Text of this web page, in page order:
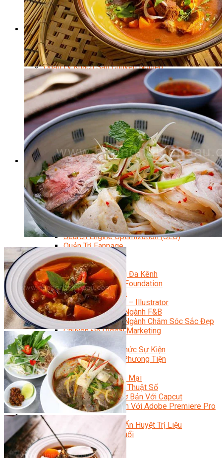
Chuyên Đề Bếp Bánh
Video Dạy Làm Bánh
Quản Trị NHKS
Quản Trị Nhà Hàng Khách Sạn Quốc Tế
Nghiệp Vụ Quản Lý NH-KS
Quản Lý Nhà Hàng Chuyên Nghiệp
Quản Lý Khách Sạn Chuyên Nghiệp
Nghiệp Vụ Quản Lý Nhà Hàng
Nghiệp Vụ Lễ Tân Chuyên Nghiệp
Giám Đốc Điều Hành Nhà Hàng
Tiếng Anh Nhà Hàng Khách Sạn
Khởi Sự Kinh Doanh Khách Sạn
Khởi Sự Kinh Doanh Nhà Hàng
Khởi Sự Kinh Doanh Khách Sạn Mini – Homestay –
Kiến Thức & Kỹ Năng Ngành NH – KS
Marketing
Digital Marketing
Giám Đốc Digital Marketing
Chuyên Viên Social Media
Tiktok Marketing – Tiktok Ads
Thương Mại Điện Tử – Kinh Doanh Thực
Chiến Trên Shopee
Facebook Marketing
Search Engine Optimization (SEO)
Quản Trị Fanpage
Facebook Ads
Google Ads
Content Marketing Đa Kênh
Digital Marketing Foundation
Bán Hàng Đa Kênh
Adobe Photoshop – Illustrator
Marketing Online Ngành F&B
Marketing Online Ngành Chăm Sóc Sắc Đẹp
Chuyên Đề Digital Marketing
Media Production
Chuyên Viên Tổ Chức Sự Kiện
Truyền Thông Đa Phương Tiện
Media Production
Nhiếp Ảnh Thương Mại
Sản Xuất Phim Kỹ Thuật Số
Biên Tập Video Cơ Bản Với Capcut
Dựng Phim Cơ Bản Với Adobe Premiere Pro
Sức Khỏe
Kỹ Thuật Viên Xoa Bóp Ấn Huyệt Trị Liệu
Chăm Sóc Người Cao Tuổi
Sắc Đẹp
Kỹ Thuật Viên Spa